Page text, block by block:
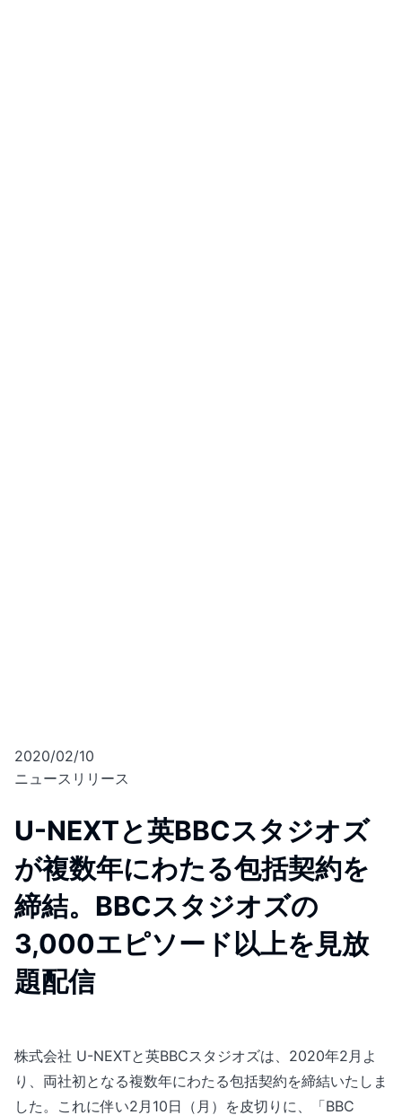
2020/02/10
ニュースリリース
U-NEXTと英BBCスタジオズ
が複数年にわたる包括契約を
締結。BBCスタジオズの
3,000エピソード以上を見放
題配信
株式会社 U-NEXTと英BBCスタジオズは、2020年2月よ
り、両社初となる複数年にわたる包括契約を締結いたしま
した。これに伴い2月10日（月）を皮切りに、「BBC